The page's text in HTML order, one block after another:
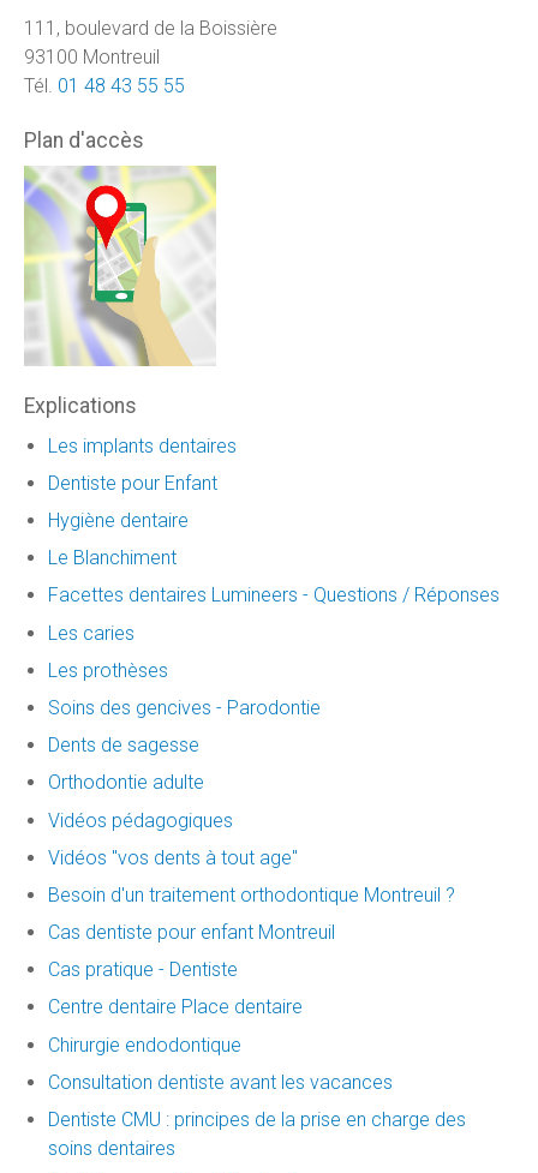
111, boulevard de la Boissière
93100 Montreuil
Tél. 01 48 43 55 55
Plan d'accès
Explications
Les implants dentaires
Dentiste pour Enfant
Hygiène dentaire
Le Blanchiment
Facettes dentaires Lumineers - Questions / Réponses
Les caries
Les prothèses
Soins des gencives - Parodontie
Dents de sagesse
Orthodontie adulte
Vidéos pédagogiques
Vidéos "vos dents à tout age"
Besoin d'un traitement orthodontique Montreuil ?
Cas dentiste pour enfant Montreuil
Cas pratique - Dentiste
Centre dentaire Place dentaire
Chirurgie endodontique
Consultation dentiste avant les vacances
Dentiste CMU : principes de la prise en charge des
soins dentaires